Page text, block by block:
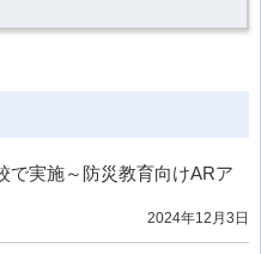
で実施～防災教育向けARア
2024年12月3日